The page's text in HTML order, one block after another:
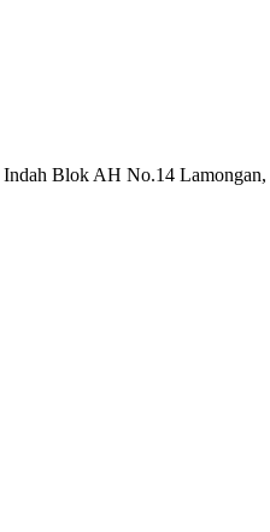
Blok AH No.14 Lamongan,